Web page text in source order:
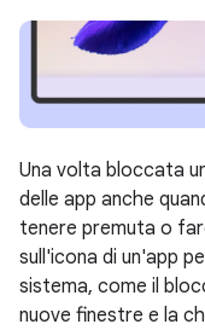
Una volta bloccata
delle app anche
tenere premuta o
sull'icona di un'app
sistema, come il
nuove finestre e la